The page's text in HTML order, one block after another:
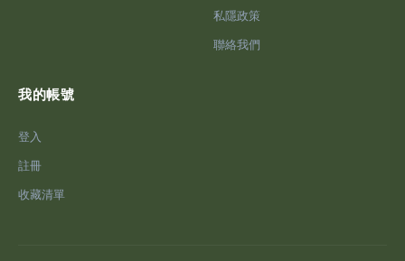
私隱政策
聯絡我們
我的帳號
登入
註冊
收藏清單